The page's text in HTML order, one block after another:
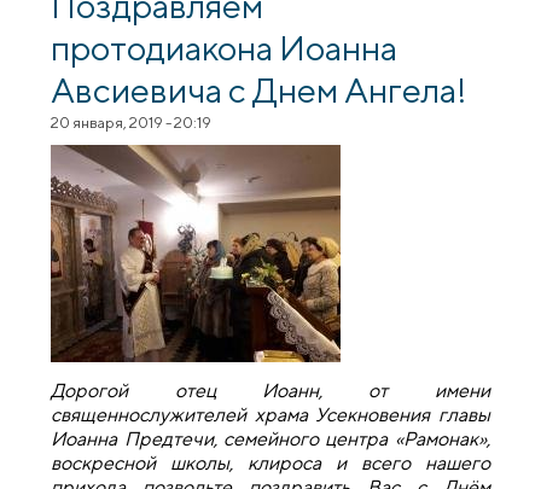
Гродно
протодиакона Иоанна
Авсиевича с Днем Ангела!
20 января, 2019 - 20:19
Дорогой отец Иоанн, от имени
священнослужителей храма Усекновения главы
Иоанна Предтечи, семейного центра «Рамонак»,
воскресной школы, клироса и всего нашего